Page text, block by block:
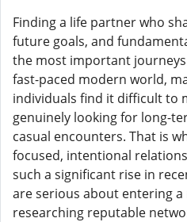
Finding a life partner who
future goals, and
the most important
fast-paced modern world,
individuals find it difficult to
genuinely looking for long-
casual encounters. That is
focused, intentional
such a significant rise in
are serious about entering a
researching reputable